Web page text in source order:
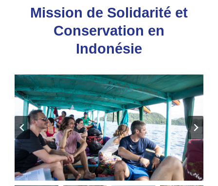
Mission de Solidarité et
Conservation en
Indonésie